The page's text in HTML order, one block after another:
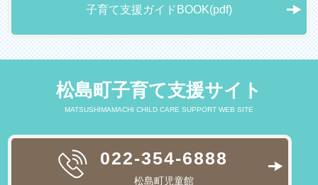
子育て支援ガイドBOOK(pdf)
松島町子育て支援サイト
MATSUSHIMAMACHI CHILD CARE SUPPORT WEB SITE
022-354-6888
松島町児童館